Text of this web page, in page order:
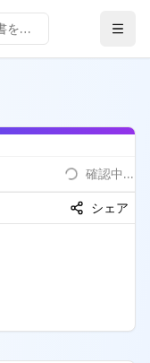
検索...
確認中...
シェア